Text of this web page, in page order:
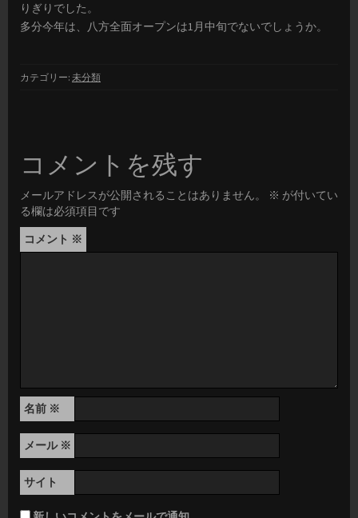
りぎりでした。
多分今年は、八方全面オープンは1月中旬でないでしょうか。
カテゴリー: 未分類
コメントを残す
メールアドレスが公開されることはありません。 ※ が付いてい
る欄は必須項目です
コメント ※
名前 ※
メール ※
サイト